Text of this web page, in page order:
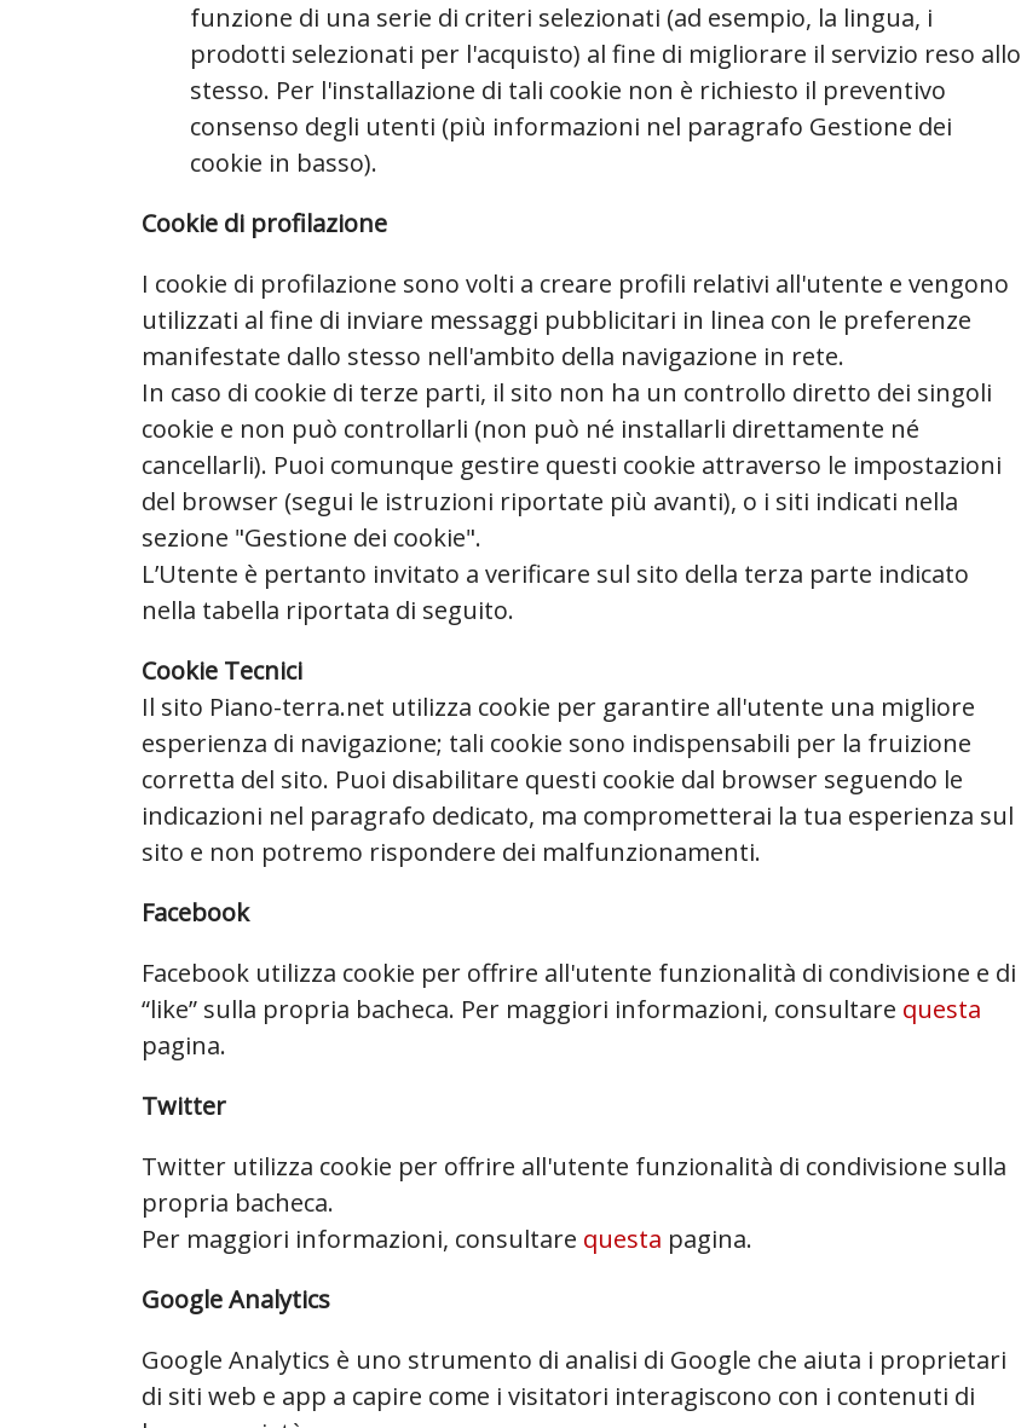
funzione di una serie di criteri selezionati (ad esempio, la lingua, i
prodotti selezionati per l'acquisto) al fine di migliorare il servizio reso allo
stesso. Per l'installazione di tali cookie non è richiesto il preventivo
consenso degli utenti (più informazioni nel paragrafo Gestione dei
cookie in basso).
Cookie di profilazione
I cookie di profilazione sono volti a creare profili relativi all'utente e vengono
utilizzati al fine di inviare messaggi pubblicitari in linea con le preferenze
manifestate dallo stesso nell'ambito della navigazione in rete.
In caso di cookie di terze parti, il sito non ha un controllo diretto dei singoli
cookie e non può controllarli (non può né installarli direttamente né
cancellarli). Puoi comunque gestire questi cookie attraverso le impostazioni
del browser (segui le istruzioni riportate più avanti), o i siti indicati nella
sezione "Gestione dei cookie".
L’Utente è pertanto invitato a verificare sul sito della terza parte indicato
nella tabella riportata di seguito.
Cookie Tecnici
Il sito Piano-terra.net utilizza cookie per garantire all'utente una migliore
esperienza di navigazione; tali cookie sono indispensabili per la fruizione
corretta del sito. Puoi disabilitare questi cookie dal browser seguendo le
indicazioni nel paragrafo dedicato, ma comprometterai la tua esperienza sul
sito e non potremo rispondere dei malfunzionamenti.
Facebook
Facebook utilizza cookie per offrire all'utente funzionalità di condivisione e di
“like” sulla propria bacheca. Per maggiori informazioni, consultare questa
pagina.
Twitter
Twitter utilizza cookie per offrire all'utente funzionalità di condivisione sulla
propria bacheca.
Per maggiori informazioni, consultare questa pagina.
Google Analytics
Google Analytics è uno strumento di analisi di Google che aiuta i proprietari
di siti web e app a capire come i visitatori interagiscono con i contenuti di